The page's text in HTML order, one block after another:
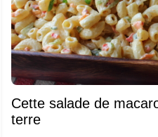
Cette salade de
terre